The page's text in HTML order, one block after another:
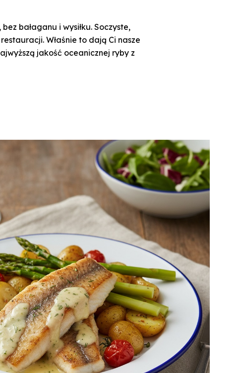
bałaganu i wysiłku. Soczyste,
Właśnie to dają Ci nasze
jakość oceanicznej ryby z